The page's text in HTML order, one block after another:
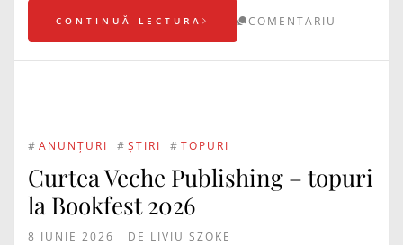
CONTINUĂ LECTURA COMENTARIU
# ANUNȚURI # ȘTIRI # TOPURI
Curtea Veche Publishing – topuri
la Bookfest 2026
8 IUNIE 2026 DE LIVIU SZOKE